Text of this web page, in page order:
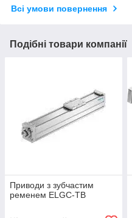
Всі умови повернення
Подібні товари компанії
Приводи з зубчастим
ременем ELGC-TB